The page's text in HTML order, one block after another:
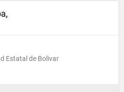
Estatal de Bolivar